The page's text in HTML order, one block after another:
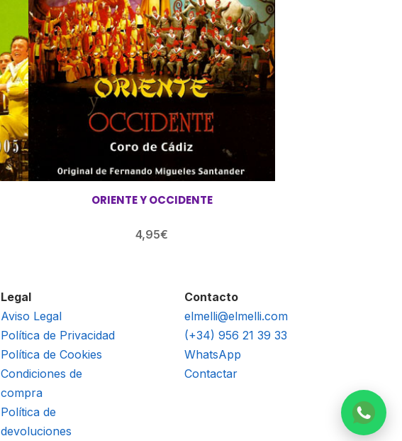
ORIENTE Y OCCIDENTE
4,95€
Legal
Aviso Legal
Política de Privacidad
Política de Cookies
Condiciones de
compra
Política de
devoluciones
Contacto
elmelli@elmelli.com
(+34) 956 21 39 33
WhatsApp
Contactar